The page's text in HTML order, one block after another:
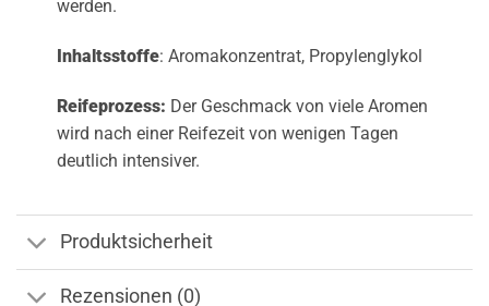
werden.
Inhaltsstoffe: Aromakonzentrat, Propylenglykol
Reifeprozess: Der Geschmack von viele Aromen
wird nach einer Reifezeit von wenigen Tagen
deutlich intensiver.
Produktsicherheit
Rezensionen (0)